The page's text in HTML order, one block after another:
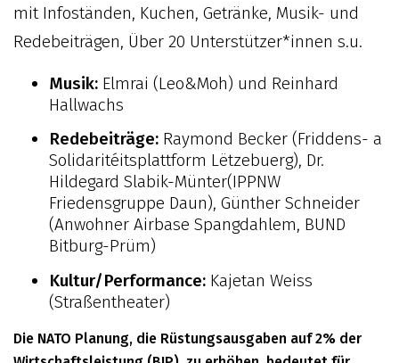
mit Infoständen, Kuchen, Getränke, Musik- und
Redebeiträgen, Über 20 Unterstützer*innen s.u.
Musik: Elmrai (Leo&Moh) und Reinhard
Hallwachs
Redebeiträge: Raymond Becker (Friddens- a
Solidaritéitsplattform Lëtzebuerg), Dr.
Hildegard Slabik-Münter(IPPNW
Friedensgruppe Daun), Günther Schneider
(Anwohner Airbase Spangdahlem, BUND
Bitburg-Prüm)
Kultur/Performance: Kajetan Weiss
(Straßentheater)
Die NATO Planung, die Rüstungsausgaben auf 2% der